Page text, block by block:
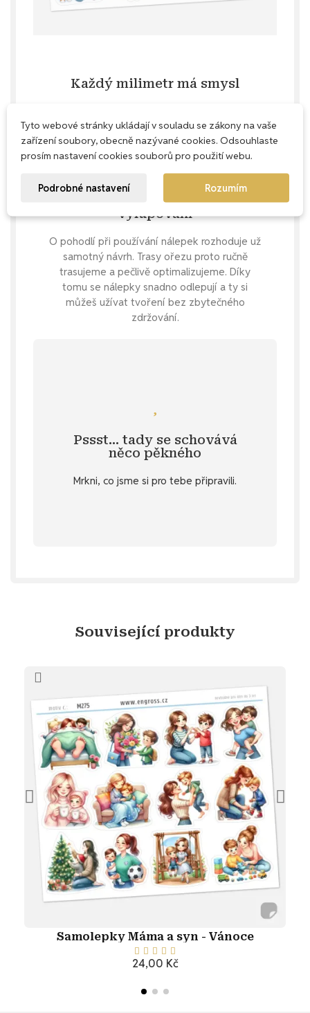
Každý milimetr má smysl
praktičnost – snažíme se využít každé
místečko, abys u nás nekupovala zbytečně
prázdný papír, ale dostala maximum krásných
nálepek.
Precizní ořez pro pohodlné
vylupování
O pohodlí při používání nálepek rozhoduje už
samotný návrh. Trasy ořezu proto ručně
trasujeme a pečlivě optimalizujeme. Díky
tomu se nálepky snadno odlepují a ty si
můžeš užívat tvoření bez zbytečného
zdržování.
Pssst… tady se schovává
něco pěkného
Mrkni, co jsme si pro tebe připravili.
stažení
u vybraných produktů v záložce
Specifikace. 💌 Nebo hledáš další
Související produkty
Samolepky Máma a syn - Vánoce
    
24,00 Kč
Přidat do košíku
Tyto webové stránky ukládají v souladu se zákony na vaše
zařízení soubory, obecně nazývané cookies. Odsouhlaste
prosím nastavení cookies souborů pro použití webu.
Podrobné nastavení Rozumím